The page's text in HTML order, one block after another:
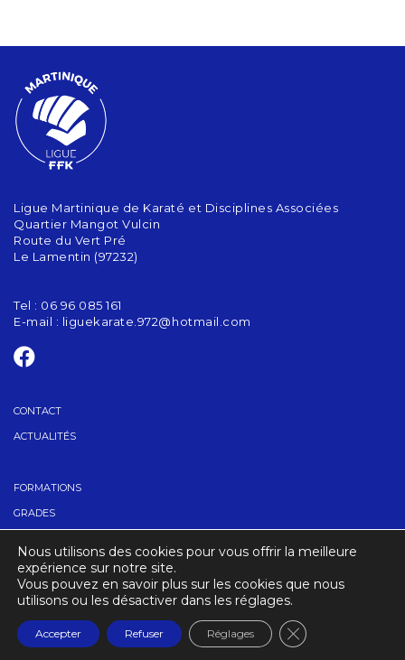
Ligue Martinique de Karaté et Disciplines Associées
Quartier Mangot Vulcin
Route du Vert Pré
Le Lamentin (97232)
Tel : 06 96 085 161
E-mail : liguekarate.972@hotmail.com
CONTACT
ACTUALITÉS
FORMATIONS
GRADES
CALENDRIER
CRÉDITS MENTIONS LÉGALES
Nous utilisons des cookies pour vous offrir la meilleure
expérience sur notre site.
Vous pouvez en savoir plus sur les cookies que nous
utilisons ou les désactiver dans les réglages.
Accepter Refuser Réglages Fermer la